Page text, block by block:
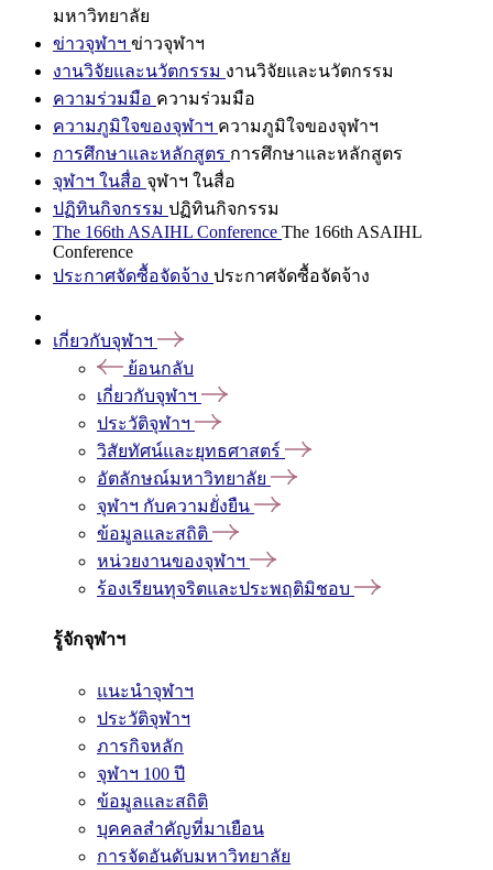
มหาวิทยาลัย
ข่าวจุฬาฯ ข่าวจุฬาฯ
งานวิจัยและนวัตกรรม งานวิจัยและนวัตกรรม
ความร่วมมือ ความร่วมมือ
ความภูมิใจของจุฬาฯ ความภูมิใจของจุฬาฯ
การศึกษาและหลักสูตร การศึกษาและหลักสูตร
จุฬาฯ ในสื่อ จุฬาฯ ในสื่อ
ปฏิทินกิจกรรม ปฏิทินกิจกรรม
The 166th ASAIHL Conference The 166th ASAIHL
Conference
ประกาศจัดซื้อจัดจ้าง ประกาศจัดซื้อจัดจ้าง
เกี่ยวกับจุฬาฯ
ย้อนกลับ
เกี่ยวกับจุฬาฯ
ประวัติจุฬาฯ
วิสัยทัศน์และยุทธศาสตร์
อัตลักษณ์มหาวิทยาลัย
จุฬาฯ กับความยั่งยืน
ข้อมูลและสถิติ
หน่วยงานของจุฬาฯ
ร้องเรียนทุจริตและประพฤติมิชอบ
รู้จักจุฬาฯ
แนะนำจุฬาฯ
ประวัติจุฬาฯ
ภารกิจหลัก
จุฬาฯ 100 ปี
ข้อมูลและสถิติ
บุคคลสำคัญที่มาเยือน
การจัดอันดับมหาวิทยาลัย